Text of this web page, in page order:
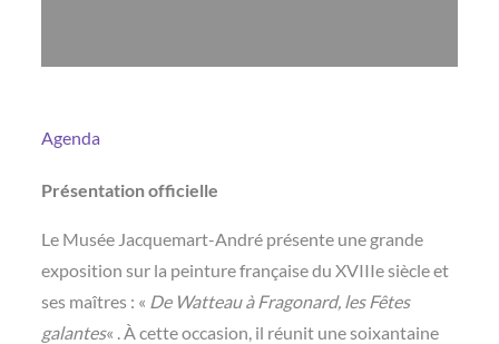
Agenda
Présentation officielle
Le Musée Jacquemart-André présente une grande
exposition sur la peinture française du XVIIIe siècle et
ses maîtres : « De Watteau à Fragonard, les Fêtes
galantes« . À cette occasion, il réunit une soixantaine